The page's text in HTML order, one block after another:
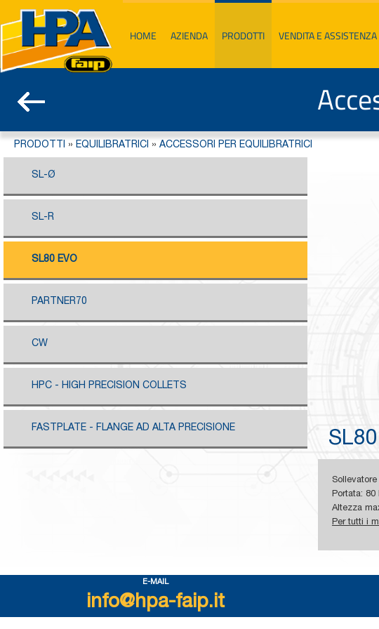
HOME AZIENDA PRODOTTI VENDITA E ASSISTENZA
PRODOTTI » EQUILIBRATRICI » ACCESSORI PER EQUILIBRATRICI
SL-Ø
SL-R
SL80 EVO
PARTNER70
CW
HPC - HIGH PRECISION COLLETS
FASTPLATE - FLANGE AD ALTA PRECISIONE
Portata: 80
Altezza
Per tutti i
E-MAIL
info@hpa-faip.it